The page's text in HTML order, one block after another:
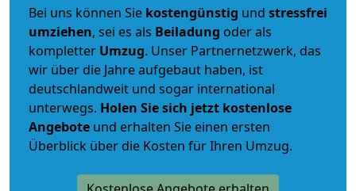
Bei uns können Sie kostengünstig und stressfrei
umziehen, sei es als Beiladung oder als
kompletter Umzug. Unser Partnernetzwerk, das
wir über die Jahre aufgebaut haben, ist
deutschlandweit und sogar international
unterwegs. Holen Sie sich jetzt kostenlose
Angebote und erhalten Sie einen ersten
Überblick über die Kosten für Ihren Umzug.